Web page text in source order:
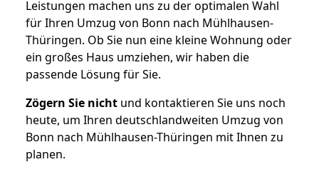
Leistungen machen uns zu der optimalen Wahl
für Ihren Umzug von Bonn nach Mühlhausen-
Thüringen. Ob Sie nun eine kleine Wohnung oder
ein großes Haus umziehen, wir haben die
passende Lösung für Sie.
Zögern Sie nicht und kontaktieren Sie uns noch
heute, um Ihren deutschlandweiten Umzug von
Bonn nach Mühlhausen-Thüringen mit Ihnen zu
planen.